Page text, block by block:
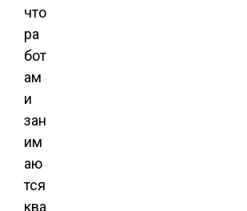
что
ра
бот
ам
и
зан
им
аю
тся
ква